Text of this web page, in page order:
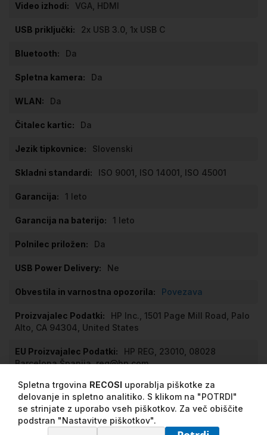
VGA, HDMI
2x USB 3.0, 1x USB C
Da
Da
Da
Da
Slovenski
ISO 9001, ISO 14001, ISO 45001
1 leto
1 leto
Da
Ne
Povezava
HP Inc., 1501 Page Mill Road, Palo
Alto, CA 94304, United States
HP REG, 23010, 08028
Barcelona Španija, reg@hp.com
Mnenja
Spletna trgovina RECOSI uporablja piškotke za
delovanje in spletno analitiko. S klikom na "POTRDI"
se strinjate z uporabo vseh piškotkov. Za več obiščite
podstran "Nastavitve piškotkov".